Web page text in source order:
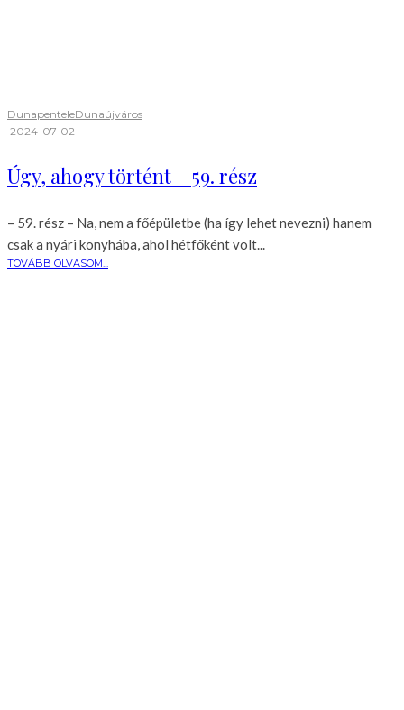
DunapenteleDunaújváros
·2024-07-02
Úgy, ahogy történt – 59. rész
– 59. rész – Na, nem a főépületbe (ha így lehet nevezni) hanem
csak a nyári konyhába, ahol hétfőként volt...
TOVÁBB OLVASOM...